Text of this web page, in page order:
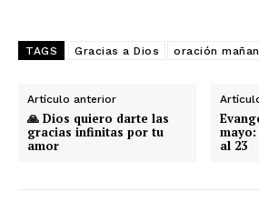
TAGS Gracias a Dios oración
Artículo anterior
🙏 Dios quiero darte las
gracias infinitas por tu
amor
mayo:
al 23